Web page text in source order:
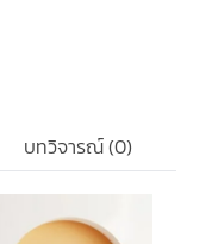
บทวิจารณ์ (0)